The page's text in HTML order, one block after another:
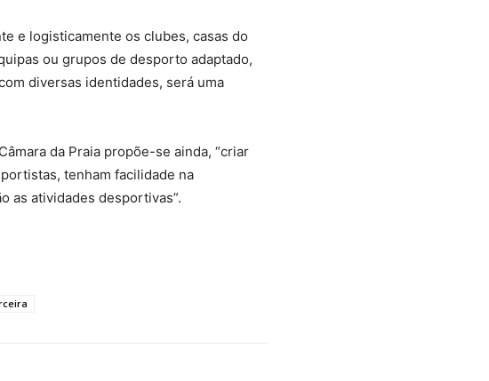
e logisticamente os clubes, casas do
ou grupos de desporto adaptado,
diversas identidades, será uma
da Praia propõe-se ainda, “criar
tenham facilidade na
as atividades desportivas”.